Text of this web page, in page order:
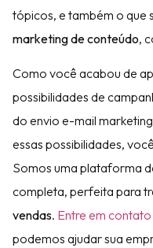
tópicos, e também o que
marketing de conteúdo,
Como você acabou de
possibilidades de
do envio e-mail
essas possibilidades,
Somos uma plataforma
completa, perfeita para
vendas. Entre em
podemos ajudar sua